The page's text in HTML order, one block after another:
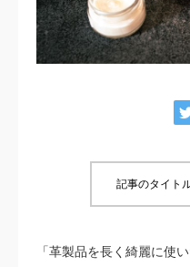
記事のタイト
「革製品を長く綺麗に使
会社概要
お問い合わせ